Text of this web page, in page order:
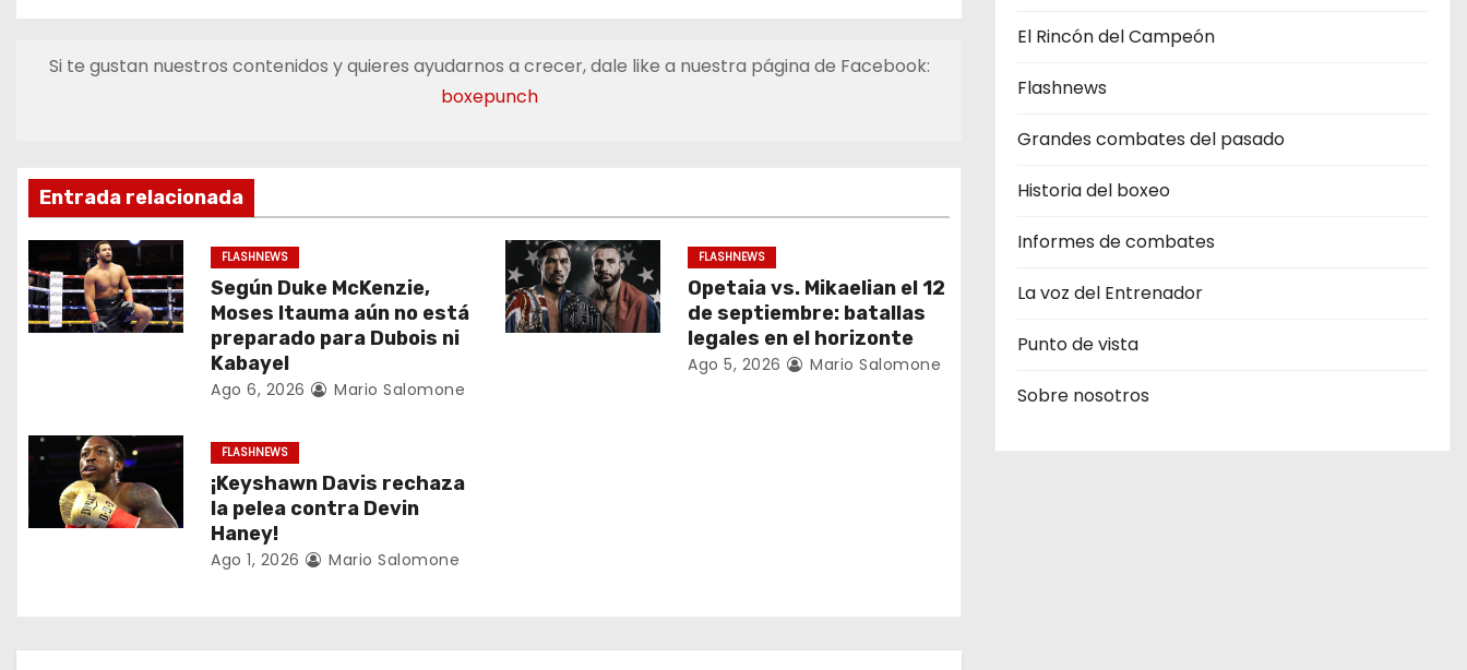
v
a
c
i
ó
e
Si te gustan nuestros contenidos y quieres ayudarnos a crecer, dale like a nuestra página de Facebook:
boxepunch
Entrada relacionada
FLASHNEWS
Según Duke McKenzie,
Moses Itauma aún no está
preparado para Dubois ni
Kabayel
Ago 6, 2026 Mario Salomone
FLASHNEWS
Opetaia vs. Mikaelian el 12
de septiembre: batallas
legales en el horizonte
Ago 5, 2026 Mario Salomone
FLASHNEWS
¡Keyshawn Davis rechaza
la pelea contra Devin
Haney!
Ago 1, 2026 Mario Salomone
El Rincón del Campeón
Flashnews
Grandes combates del pasado
Historia del boxeo
Informes de combates
La voz del Entrenador
Punto de vista
Sobre nosotros